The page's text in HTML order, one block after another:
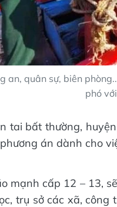
an, quân sự, biên
phó
tai bất thường,
án dành cho
mạnh cấp 12 – 13,
trụ sở các xã,